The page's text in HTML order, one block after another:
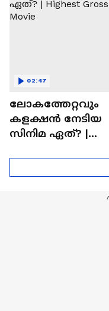
ജൂൺ | Balan
ലോകത്തേറ്റവും
കളക്ഷൻ നേടിയ
സിനിമ ഏത്? |
02:47